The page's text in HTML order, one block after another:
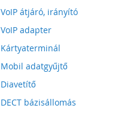
VoIP átjáró, irányító
VoIP adapter
Kártyaterminál
Mobil adatgyűjtő
Diavetítő
DECT bázisállomás